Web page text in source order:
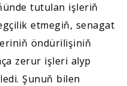
tutulan işleriň
etmegiň, senagat
öndürilişiniň
zerur işleri alyp
Şunuň bilen